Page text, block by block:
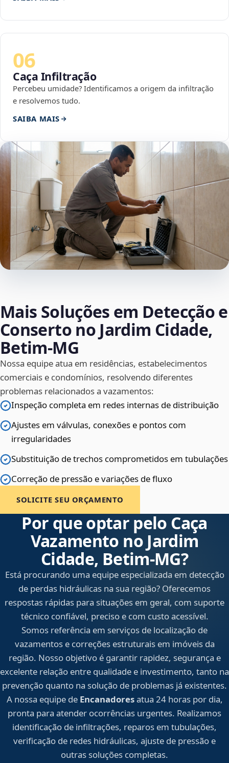
06
Caça Infiltração
Percebeu umidade? Identificamos a origem da infiltração
e resolvemos tudo.
SAIBA MAIS
Mais Soluções em Detecção e
Conserto no Jardim Cidade,
Betim‑MG
Nossa equipe atua em residências, estabelecimentos
comerciais e condomínios, resolvendo diferentes
problemas relacionados a vazamentos:
Inspeção completa em redes internas de distribuição
Ajustes em válvulas, conexões e pontos com
irregularidades
Substituição de trechos comprometidos em tubulações
Correção de pressão e variações de fluxo
SOLICITE SEU ORÇAMENTO
Por que optar pelo Caça
Vazamento no Jardim
Cidade, Betim‑MG?
Está procurando uma equipe especializada em detecção
de perdas hidráulicas na sua região? Oferecemos
respostas rápidas para situações em geral, com suporte
técnico confiável, preciso e com custo acessível.
Somos referência em serviços de localização de
vazamentos e correções estruturais em imóveis da
região. Nosso objetivo é garantir rapidez, segurança e
excelente relação entre qualidade e investimento, tanto na
prevenção quanto na solução de problemas já existentes.
A nossa equipe de Encanadoresatua 24 horas por dia,
pronta para atender ocorrências urgentes. Realizamos
identificação de infiltrações, reparos em tubulações,
verificação de redes hidráulicas, ajuste de pressão e
outras soluções completas.